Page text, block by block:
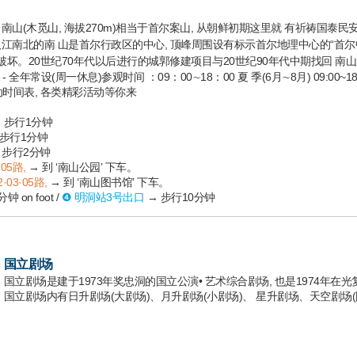
山(木觅山, 海拔270m)相当于首尔案山, 从朝鲜初期这里就 有祈祷国泰民
南北的南 山是首尔行政区的中心, 顶峰周围设有标示首尔地理中心的“首
。20世纪70年代以后进行的城郭修建项目与20世纪90年代中期找回 南山
- 全年常设(周一休息)参观时间 ：09：00∼18：00 夏 季(6月∼8月)
间表, 各类精彩活动等你来
行1分钟
行1分钟
行2分钟
路, → 到 ‘南山公园’ 下车。
路, → 到 ‘南山图书馆’ 下车。
钟 on foot / ❹ 明洞站3号出口 → 步行10分钟
国立剧场
国立剧场是建于1973年奖忠洞的国立公演• 艺术综合剧场, 也是1974年在光
国立剧场内有日升剧场(大剧场)、月升剧场(小剧场)、 星升剧场、天空剧场(